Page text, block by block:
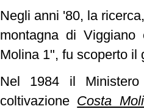
Negli anni '80, la
montagna di
Molina 1", fu scoperto il
Nel 1984 il Ministero
coltivazione Costa